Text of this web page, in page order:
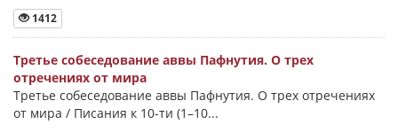
1412
Третье собеседование аввы Пафнутия. О трех
отречениях от мира
Третье собеседование аввы Пафнутия. О трех отречениях
от мира / Писания к 10-ти (1–10...